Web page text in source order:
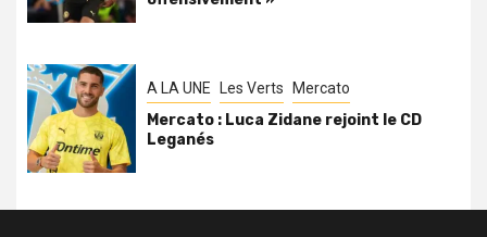
A LA UNE Les Verts Mercato
Mercato : Luca Zidane rejoint le CD
Leganés